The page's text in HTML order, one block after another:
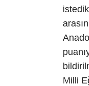
Milli